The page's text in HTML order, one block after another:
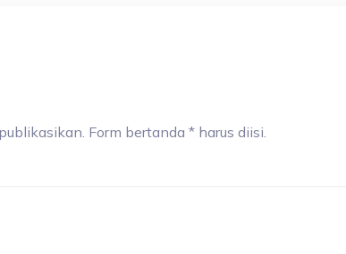
Form bertanda * harus diisi.